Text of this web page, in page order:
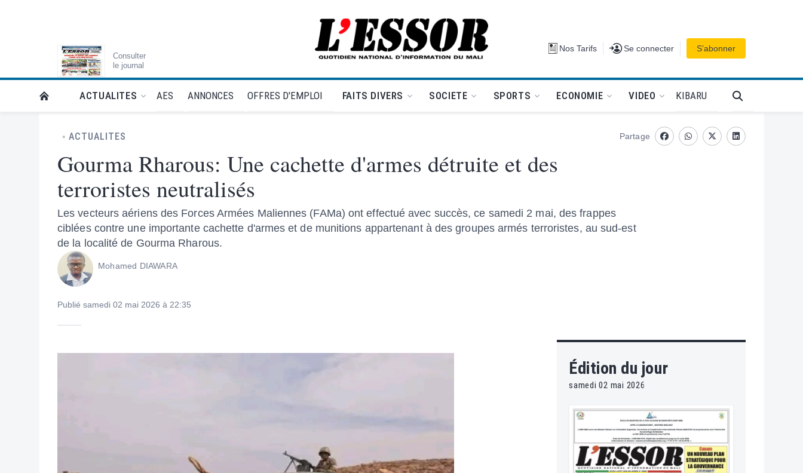
Consulter
le journal
L'Essor - retour à la une Nos Tarifs Se connecter
Se connecter S’abonner
RETOUR À LA PAGE D’ACCUEIL DE L'ESSOR
ACTUALITES AES ANNONCES OFFRES D'EMPLOI FAITS DIVERS SOCIETE SPORTS ECONOMIE VIDEO KIBARU
ACTUALITES
Gourma Rharous: Une cachette d'armes détruite et des
terroristes neutralisés
Les vecteurs aériens des Forces Armées Maliennes (FAMa) ont effectué avec succès, ce samedi 2 mai, des frappes
ciblées contre une importante cachette d'armes et de munitions appartenant à des groupes armés terroristes, au sud-est
de la localité de Gourma Rharous.
Mohamed DIAWARA
Publié samedi 02 mai 2026 à 22:35
Partage
FacebookwhatsappTwitterLinkedin
Édition du jour
samedi 02 mai 2026